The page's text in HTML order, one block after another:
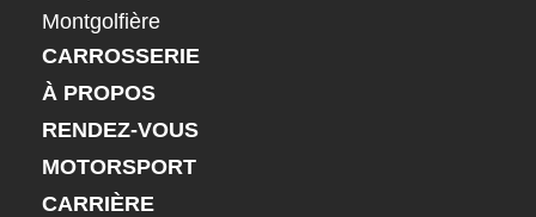
Montgolfière
CARROSSERIE
À PROPOS
RENDEZ-VOUS
MOTORSPORT
CARRIÈRE